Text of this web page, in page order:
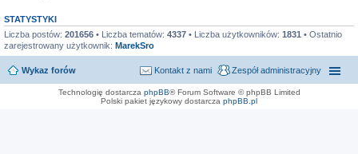
STATYSTYKI
Liczba postów: 201656 • Liczba tematów: 4337 • Liczba użytkowników: 1831 • Ostatnio
zarejestrowany użytkownik: MarekSro
Wykaz forów Zespół administracyjny
Kontakt z nami
Technologię dostarcza phpBB® Forum Software © phpBB Limited
Polski pakiet językowy dostarcza phpBB.pl